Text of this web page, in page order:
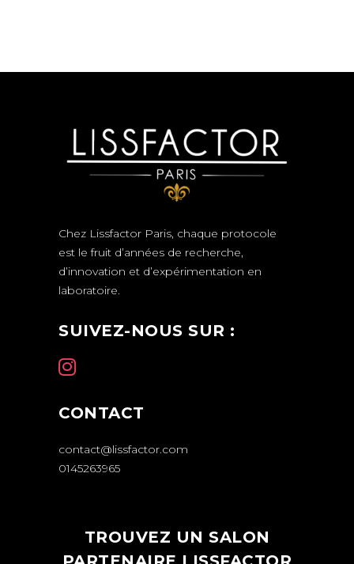
Chez Lissfactor Paris, chaque protocole
est le fruit d’années de recherche,
d’innovation et d’expérimentation en
laboratoire.
SUIVEZ-NOUS SUR :
CONTACT
contact@lissfactor.com
0145263965
TROUVEZ UN SALON